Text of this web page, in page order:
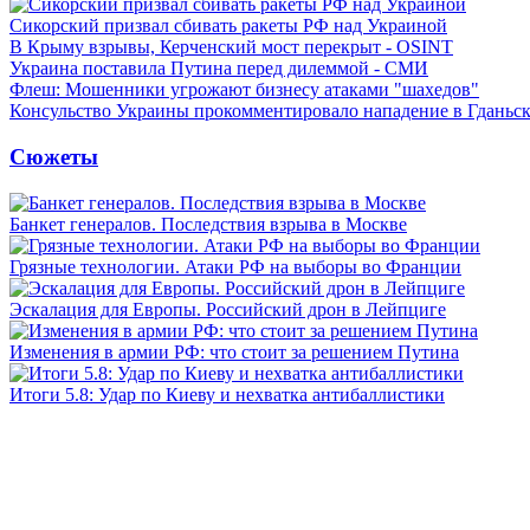
Сикорский призвал сбивать ракеты РФ над Украиной
В Крыму взрывы, Керченский мост перекрыт - OSINT
Украина поставила Путина перед дилеммой - СМИ
Флеш: Мошенники угрожают бизнесу атаками "шахедов"
Консульство Украины прокомментировало нападение в
Сюжеты
Банкет генералов. Последствия взрыва в Москве
Грязные технологии. Атаки РФ на выборы во Франции
Эскалация для Европы. Российский дрон в Лейпциге
Изменения в армии РФ: что стоит за решением Путина
Итоги 5.8: Удар по Киеву и нехватка антибаллистики